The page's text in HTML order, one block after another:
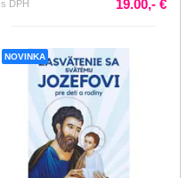
s DPH
19.00,- €
NOVINKA